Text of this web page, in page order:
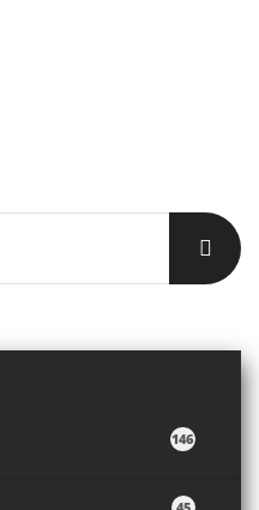
146